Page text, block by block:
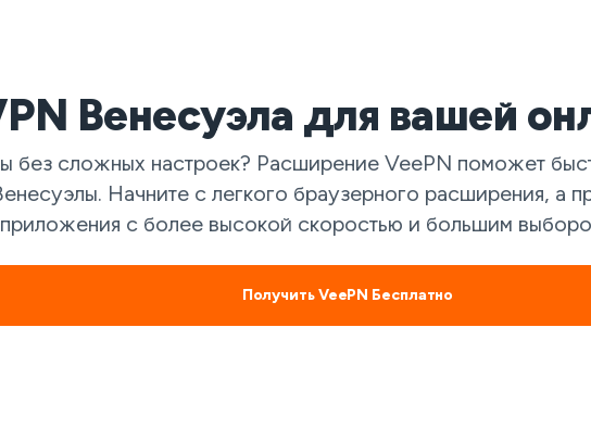
Венесуэла для вашей
сложных настроек? Расширение VeePN поможет
Начните с легкого браузерного расширения, а
приложения с более высокой скоростью и большим
Получить VeePN Бесплатно